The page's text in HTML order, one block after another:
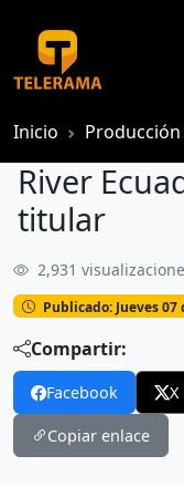
Inicio
River
titular
River Ecuador
2,931
Publicado: Jueves 07
Compartir:
Facebook X
Copiar enlace